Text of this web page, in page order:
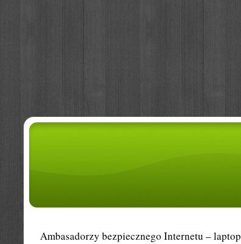
Ambasadorzy bezpiecznego Internetu – laptop